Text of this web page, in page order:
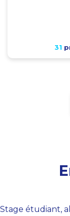
31
Stage étudiant,